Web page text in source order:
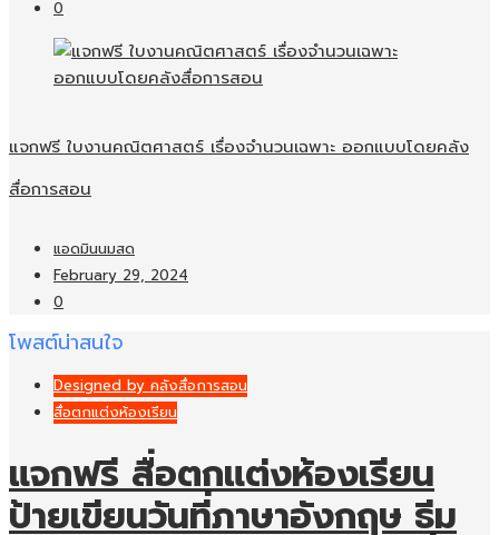
0
แจกฟรี ใบงานคณิตศาสตร์ เรื่องจำนวนเฉพาะ ออกแบบโดยคลัง
สื่อการสอน
แอดมินนมสด
February 29, 2024
0
โพสต์น่าสนใจ
Designed by คลังสื่อการสอน
สื่อตกแต่งห้องเรียน
แจกฟรี สื่อตกแต่งห้องเรียน
ป้ายเขียนวันที่ภาษาอังกฤษ ธีม